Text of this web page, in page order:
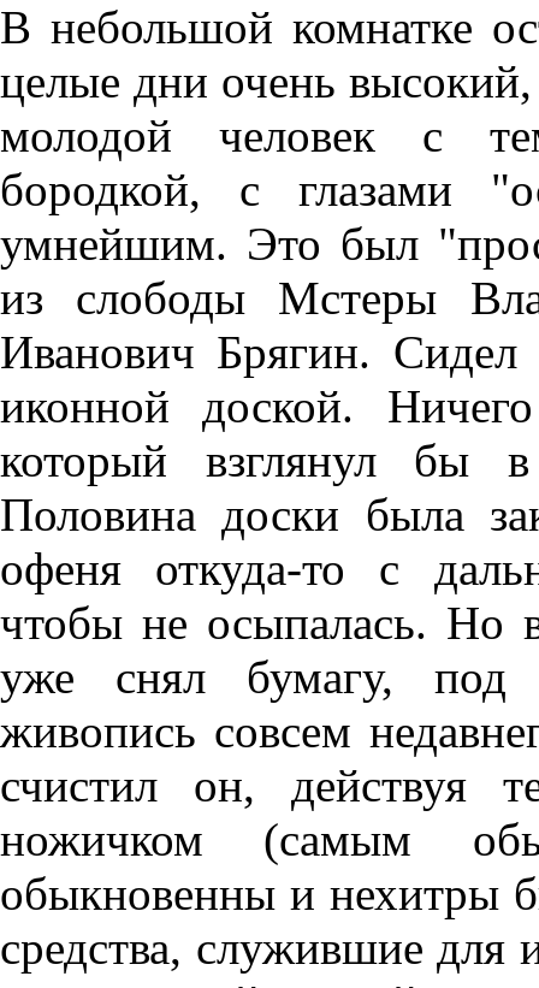
В небольшой комнатке
целые дни очень
молодой человек с
бородкой, с глазами
умнейшим. Это был
из слободы Мстеры
Иванович Брягин.
иконной доской.
который взглянул бы
Половина доски была
офеня откуда-то с
чтобы не осыпалась. Но
уже снял бумагу, под
живопись совсем
счистил он, действуя
ножичком (самым
обыкновенны и нехитры
средства, служившие для